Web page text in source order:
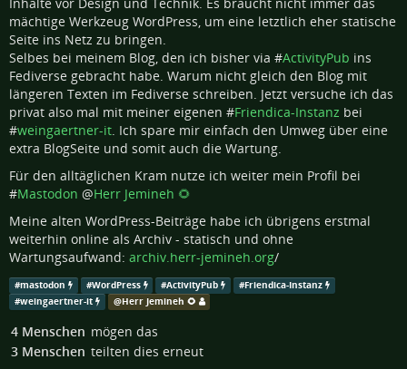
mächtige Werkzeug WordPress, um eine letztlich eher statische
Seite ins Netz zu bringen.
Selbes bei meinem Blog, den ich bisher via #ActivityPub ins
Fediverse gebracht habe. Warum nicht gleich den Blog mit
längeren Texten im Fediverse schreiben. Jetzt versuche ich das
privat also mal mit meiner eigenen #Friendica-Instanz bei
#weingaertner-it. Ich spare mir einfach den Umweg über eine
extra BlogSeite und somit auch die Wartung.
Für den alltäglichen Kram nutze ich weiter mein Profil bei
#Mastodon @Herr Jemineh 🌻
Meine alten WordPress-Beiträge habe ich übrigens erstmal
weiterhin online als Archiv - statisch und ohne
Wartungsaufwand: archiv.herr-jemineh.org/
#mastodon #WordPress #ActivityPub #Friendica-Instanz
#weingaertner-it @Herr Jemineh 🌻
4 Menschen mögen das
3 Menschen teilten dies erneut